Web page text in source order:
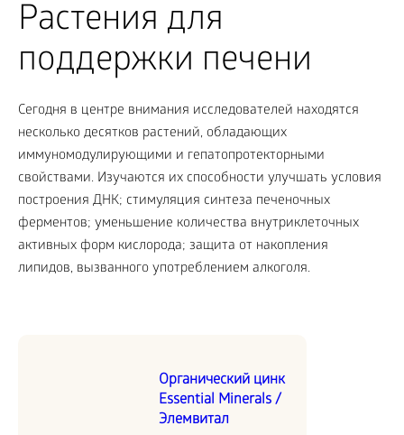
Растения для
поддержки печени
Сегодня в центре внимания исследователей находятся
несколько десятков растений, обладающих
иммуномодулирующими и гепатопротекторными
свойствами. Изучаются их способности улучшать условия
построения ДНК; стимуляция синтеза печеночных
ферментов; уменьшение количества внутриклеточных
активных форм кислорода; защита от накопления
липидов, вызванного употреблением алкоголя.
Органический цинк
Essential Minerals /
Элемвитал